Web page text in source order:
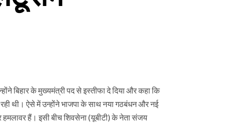
बिहार के मुख्यमंत्री पद से इस्तीफा दे दिया और कहा कि
थी। ऐसे में उन्होंने भाजपा के साथ नया गठबंधन और नई
हैं। इसी बीच शिवसेना (यूबीटी) के नेता संजय